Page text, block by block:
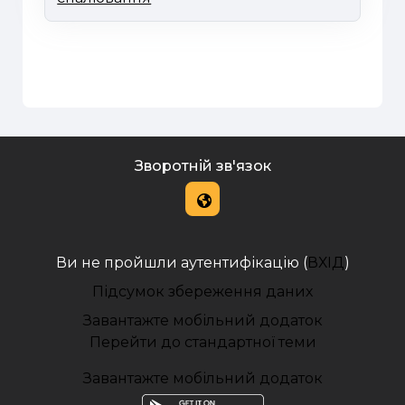
Зворотній зв'язок
Ви не пройшли аутентифікацію (ВХІД )
Підсумок збереження даних
Завантажте мобільний додаток
Перейти до стандартної теми
Завантажте мобільний додаток